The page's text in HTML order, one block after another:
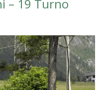
– 19 Turno